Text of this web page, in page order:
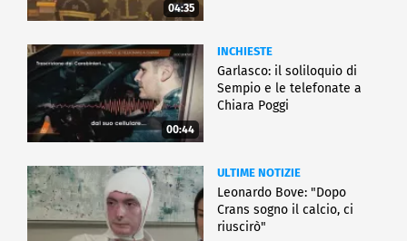
04:35
00:44
INCHIESTE
Garlasco: il soliloquio di
Sempio e le telefonate a
Chiara Poggi
ULTIME NOTIZIE
Leonardo Bove: "Dopo
Crans sogno il calcio, ci
riuscirò"